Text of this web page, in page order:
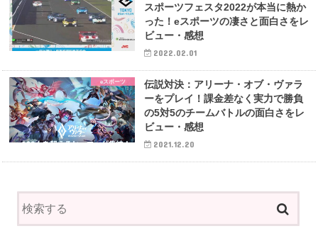
スポーツフェスタ2022が本当に熱か
った！eスポーツの凄さと面白さをレ
ビュー・感想
2022.02.01
eスポーツ
伝説対決：アリーナ・オブ・ヴァラ
ーをプレイ！課金差なく実力で勝負
の5対5のチームバトルの面白さをレ
ビュー・感想
2021.12.20